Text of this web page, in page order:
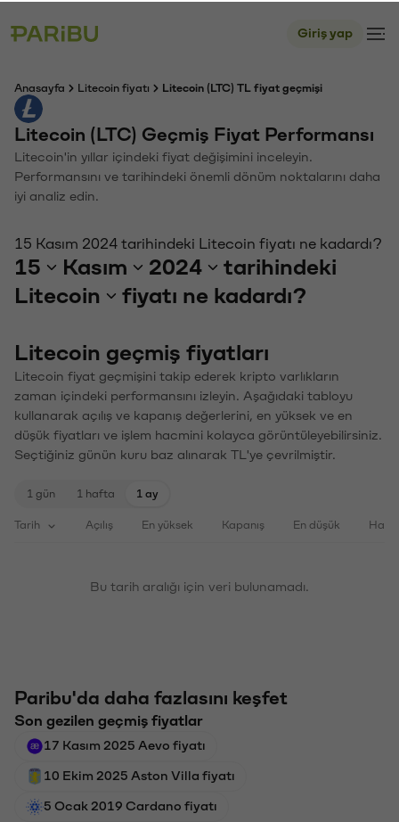
Giriş yap
Anasayfa Litecoin fiyatı Litecoin (LTC) TL fiyat geçmişi
Litecoin (LTC) Geçmiş Fiyat Performansı
Litecoin'in yıllar içindeki fiyat değişimini inceleyin.
Performansını ve tarihindeki önemli dönüm noktalarını daha
iyi analiz edin.
15 Kasım 2024 tarihindeki Litecoin fiyatı ne kadardı?
15 Kasım 2024
tarihindeki
Litecoin
fiyatı ne kadardı?
Litecoin geçmiş fiyatları
Litecoin fiyat geçmişini takip ederek kripto varlıkların
zaman içindeki performansını izleyin. Aşağıdaki tabloyu
kullanarak açılış ve kapanış değerlerini, en yüksek ve en
düşük fiyatları ve işlem hacmini kolayca görüntüleyebilirsiniz.
Seçtiğiniz günün kuru baz alınarak TL'ye çevrilmiştir.
1 gün 1 hafta 1 ay
Tarih Açılış En yüksek Kapanış En düşük
Bu tarih aralığı için veri bulunamadı.
Paribu'da daha fazlasını keşfet
Son gezilen geçmiş fiyatlar
17 Kasım 2025 Aevo fiyatı
10 Ekim 2025 Aston Villa fiyatı
5 Ocak 2019 Cardano fiyatı